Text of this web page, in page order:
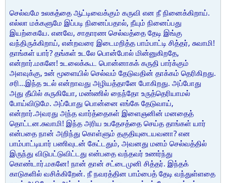
செல்வமே உலகத்தை ஆட்டிவைக்கும் கருவி என நீ நினைக்கிறாய்.
எல்லா மக்களுமே இப்படி நினைப்பதால், நீயும் நினைப்பது
இயற்கையே. எனவே, சாதாரண செல்வத்தை தேடி இங்கு
வந்திருக்கிறாய், என்றவரை இடைமறித்த பாம்பாட்டி சித்தர், சுவாமி!
தாங்கள் யார்? தங்கள் உடலே பொன்போல் மின்னுகிறதே,
என்றார்.மகனே! உடலைக்கூட பொன்னாகக் கருதி பார்க்கும்
அளவுக்கு, உன் மூளையில் செல்வம் தேடுவதின் தாக்கம் தெரிகிறது.
சரி...இந்த உடல் என்றாவது அழியத்தானே போகிறது. அப்போது
அது தீயில் கருகியோ, மண்ணில் நைந்தோ உருத்தெரியாமல்
போய்விடுமே. அப்போது பொன்னை எங்கே தேடுவாய்,
என்றார்.அவரது அந்த வார்த்தைகள் இளைஞனின் மனதைத்
தொட்டன.சுவாமி! இந்த அரிய உபதேசத்தை செய்த தாங்கள் யார்
என்பதை நான் அறிந்து கொள்ளும் தகுதியுடையவனா? என
பாம்பாட்டியார் பணிவுடன் கேட்டதும், அவனது மனம் செல்வத்தில்
இருந்து விடுபட்டுவிட்டது என்பதை வந்தவர் உணர்ந்து
கொண்டார்.மகனே! நான் தான் சட்டைமுனி சித்தர். இந்தக்
காடுகளில் வசிக்கிறேன். நீ நவரத்தின பாம்பைத் தேடி வந்துள்ளதை